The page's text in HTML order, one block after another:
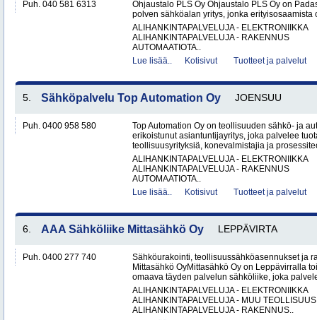
Puh. 040 581 6313
Ohjaustalo PLS Oy Ohjaustalo PLS Oy on
polven sähköalan yritys, jonka erityisosaamista
ALIHANKINTAPALVELUJA - ELEKTRONIIKKA
ALIHANKINTAPALVELUJA - RAKENNUS
AUTOMAATIOTA..
Lue lisää..
Kotisivut Tuotteet ja palvelut
5. Sähköpalvelu Top Automation Oy JOENSUU
Puh. 0400 958 580
Top Automation Oy on teollisuuden sähkö- ja
erikoistunut asiantuntijayritys, joka palvelee
teollisuusyrityksiä, konevalmistajia ja
ALIHANKINTAPALVELUJA - ELEKTRONIIKKA
ALIHANKINTAPALVELUJA - RAKENNUS
AUTOMAATIOTA..
Lue lisää..
Kotisivut Tuotteet ja palvelut
6. AAA Sähköliike Mittasähkö Oy LEPPÄVIRTA
Puh. 0400 277 740
Sähköurakointi, teollisuussähköasennukset ja
Mittasähkö OyMittasähkö Oy on Leppävirralla
omaava täyden palvelun sähköliike, joka
ALIHANKINTAPALVELUJA - ELEKTRONIIKKA
ALIHANKINTAPALVELUJA - MUU TEOLLISUUS
ALIHANKINTAPALVELUJA - RAKENNUS..